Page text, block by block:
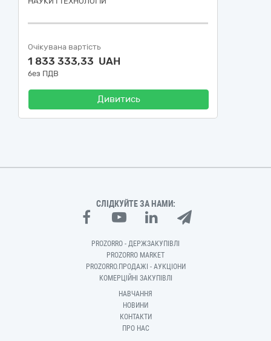
Очікувана вартість
1 833 333,33 UAH
без ПДВ
Дивитись
СЛІДКУЙТЕ ЗА НАМИ:
PROZORRO - ДЕРЖЗАКУПІВЛІ
PROZORRO MARKET
PROZORRO.ПРОДАЖІ - АУКЦІОНИ
КОМЕРЦІЙНІ ЗАКУПІВЛІ
НАВЧАННЯ
НОВИНИ
КОНТАКТИ
ПРО НАС